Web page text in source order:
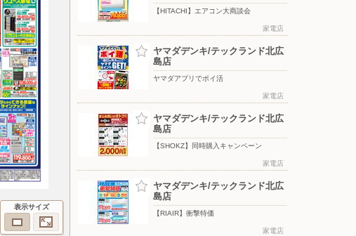
表示サイズ
【HITACHI】エアコン大商談会
家電店
ヤマダデンキ/テックランド北広
島店
ヤマダアプリでポイ活
家電店
ヤマダデンキ/テックランド北広
島店
【SHOKZ】同時購入キャンペーン
家電店
ヤマダデンキ/テックランド北広
島店
【RIAIR】衝撃特価
家電店